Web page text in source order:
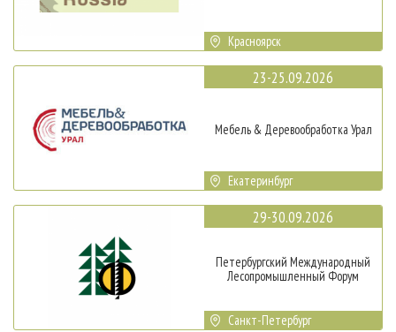
Красноярск
23-25.09.2026
Мебель & Деревообработка Урал
Екатеринбург
29-30.09.2026
Петербургский Международный
Лесопромышленный Форум
Санкт-Петербург